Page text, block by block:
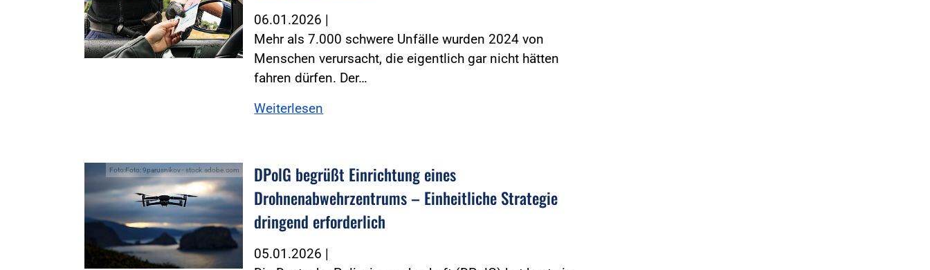
06.01.2026 |
Mehr als 7.000 schwere Unfälle wurden 2024 von
Menschen verursacht, die eigentlich gar nicht hätten
fahren dürfen. Der…
Weiterlesen
Foto:Foto: 9parusnikov - stock.adobe.com
DPolG begrüßt Einrichtung eines
Drohnenabwehrzentrums – Einheitliche Strategie
dringend erforderlich
05.01.2026 |